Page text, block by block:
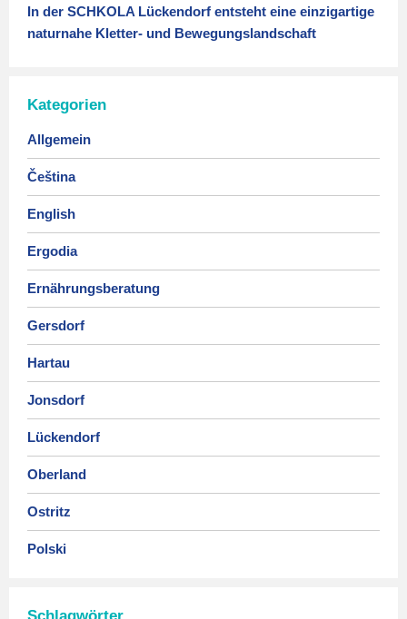
In der SCHKOLA Lückendorf entsteht eine einzigartige
naturnahe Kletter- und Bewegungslandschaft
Kategorien
Allgemein
Čeština
English
Ergodia
Ernährungsberatung
Gersdorf
Hartau
Jonsdorf
Lückendorf
Oberland
Ostritz
Polski
Schlagwörter